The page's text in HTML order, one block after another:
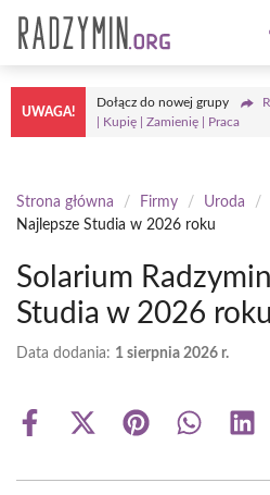
treści
UWAGA!
Dołącz do nowej grupy
| Kupię | Zamienię | Praca
Strona główna / Firmy / Uroda /
Najlepsze Studia w 2026 roku
Solarium
Studia w 2026 roku
Data dodania: 1 sierpnia 2026 r.
Share
Share
(Twitter)
Share Share